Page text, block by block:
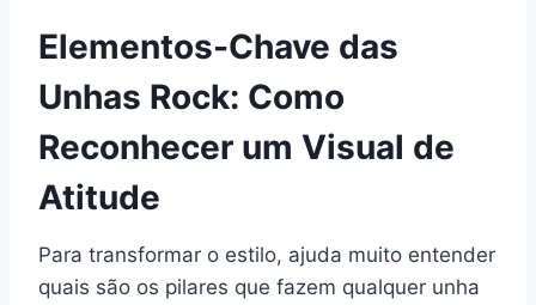
Elementos-Chave das
Unhas Rock: Como
Reconhecer um Visual de
Atitude
Para transformar o estilo, ajuda muito entender
quais são os pilares que fazem qualquer unha